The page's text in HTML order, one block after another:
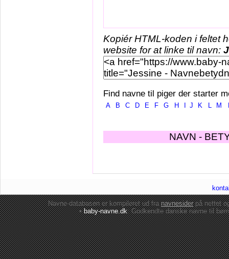
Kopiér HTML-koden i feltet
website for at linke til navn:
Find navne til piger der starter
A B C D E F G H J K L M
NAVN -
Navne-databasen er kompileret ud franavnesiderpå nettet
•baby-navne.dk: Godkendte danskenavne til børn